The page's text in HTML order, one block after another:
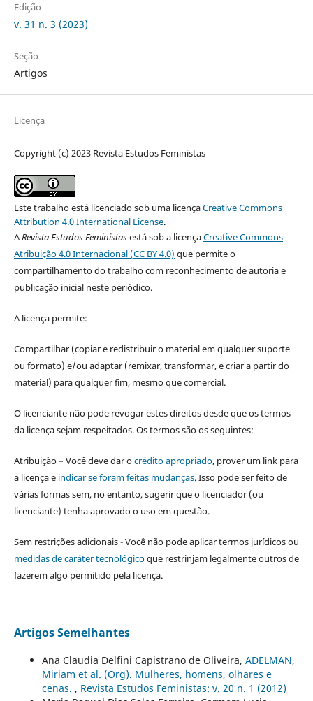
Edição
v. 31 n. 3 (2023)
Seção
Artigos
Licença
Copyright (c) 2023 Revista Estudos Feministas
Este trabalho está licenciado sob uma licençaCreative Commons
Attribution 4.0 International License.
ARevista Estudos Feministasestá sob a licençaCreative Commons
Atribuição 4.0 Internacional (CC BY 4.0) que permite o
compartilhamento do trabalho com reconhecimento de autoria e
publicação inicial neste periódico.
A licença permite:
Compartilhar (copiar e redistribuir o material em qualquer suporte
ou formato) e/ou adaptar (remixar, transformar, e criar a partir do
material) para qualquer fim, mesmo que comercial.
O licenciante não pode revogar estes direitos desde que os termos
da licença sejam respeitados. Os termos são os seguintes:
Atribuição – Você deve dar ocrédito apropriado, prover um link para
a licença e indicar se foram feitas mudanças. Isso pode ser feito de
várias formas sem, no entanto, sugerir que o licenciador (ou
licenciante) tenha aprovado o uso em questão.
Sem restrições adicionais - Você não pode aplicar termos jurídicos ou
medidas de caráter tecnológicoque restrinjam legalmente outros de
fazerem algo permitido pela licença.
Artigos Semelhantes
Ana Claudia Delfini Capistrano de Oliveira, ADELMAN,
Miriam et al. (Org). Mulheres, homens, olhares e
cenas. , Revista Estudos Feministas: v. 20 n. 1 (2012)